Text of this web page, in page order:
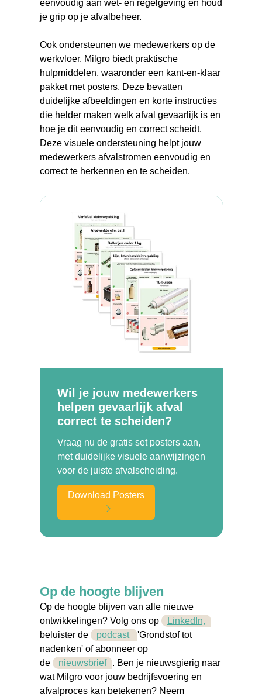
eenvoudig aan wet- en regelgeving en houd
je grip op je afvalbeheer.
Ook ondersteunen we medewerkers op de
werkvloer. Milgro biedt praktische
hulpmiddelen, waaronder een kant-en-klaar
pakket met posters. Deze bevatten
duidelijke afbeeldingen en korte instructies
die helder maken welk afval gevaarlijk is en
hoe je dit eenvoudig en correct scheidt.
Deze visuele ondersteuning helpt jouw
medewerkers afvalstromen eenvoudig en
correct te herkennen en te scheiden.
Wil je jouw medewerkers
helpen gevaarlijk afval
correct te scheiden?
Vraag nu de gratis set posters aan,
met duidelijke visuele aanwijzingen
voor de juiste afvalscheiding.
Download Posters
Op de hoogte blijven
Op de hoogte blijven van alle nieuwe
ontwikkelingen? Volg ons op
LinkedIn,
beluister de
podcast
'Grondstof tot
nadenken'of abonneer op
de
nieuwsbrief . Ben je nieuwsgierig naar
wat Milgro voor jouw bedrijfsvoering en
afvalproceskan betekenen? Neem